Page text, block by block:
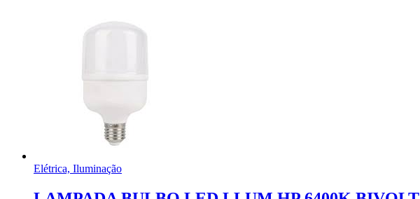
Elétrica, Iluminação